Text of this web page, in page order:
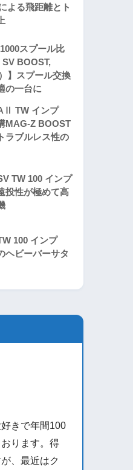
よる飛距離とト
スプール比
BOOST,
】スプール交換
の一台に
TW インプ
MAG-Z BOOST
ラブルレス性の
TW 100 インプ
投性が極めて高
100 インプ
ヘビーバーサタ
きで年間100
ります。得
、最近はク